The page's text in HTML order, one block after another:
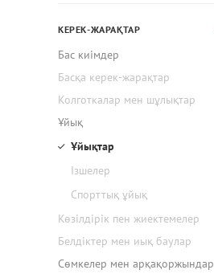
КЕРЕК-ЖАРАҚТАР
Бас киімдер
Басқа керек-жарақтар
Колготкалар мен шұлықтар
Ұйық
Ұйықтар
Ізшелер
Спорттық ұйық
Көзілдірік пен жиектемелер
Белдіктер мен иық баулар
Сөмкелер мен арқақоржындар